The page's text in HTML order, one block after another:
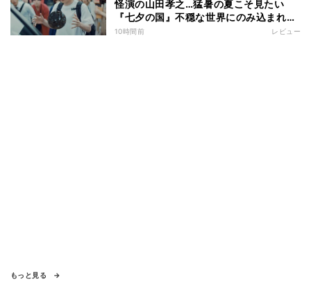
怪演の山田孝之…猛暑の夏こそ見たい
『七夕の国』不穏な世界にのみ込まれる
超常ミステリー
10時間前 レビュー
もっと見る